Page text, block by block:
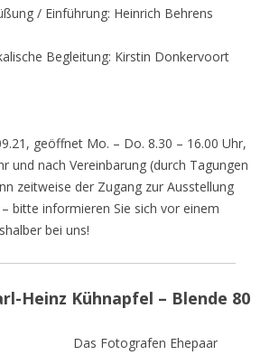
/ Einführung: Heinrich Behrens
Begleitung: Kirstin Donkervoort
geöffnet Mo. – Do. 8.30 – 16.00 Uhr,
und nach Vereinbarung (durch Tagungen
zeitweise der Zugang zur Ausstellung
bitte informieren Sie sich vor einem
bei uns!
Heinz Kühnapfel – Blende 80
Das Fotografen Ehepaar